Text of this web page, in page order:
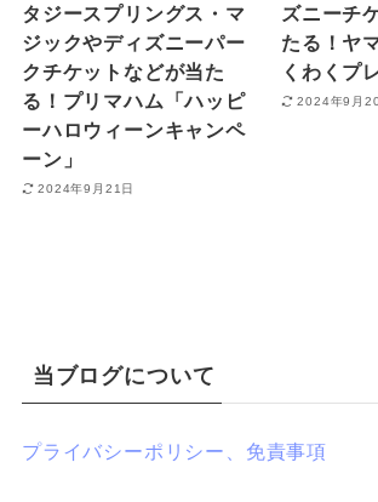
タジースプリングス・マ
ジックやディズニーパー
クチケットなどが当た
る！プリマハム「ハッピ
ーハロウィーンキャンペ
ーン」
2024年9月21日
ズニーチ
たる！ヤ
くわくプ
2024年9月
当ブログについて
プライバシーポリシー、免責事項